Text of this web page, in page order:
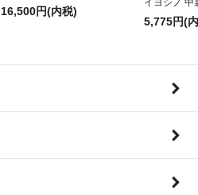
16,500円(内税)
イヨシノ 中
5,775円(